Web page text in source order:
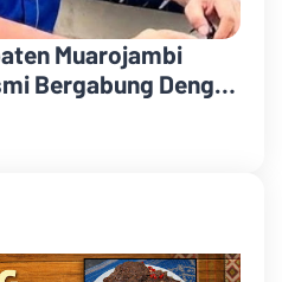
Muarojambi
Bergabung Dengan